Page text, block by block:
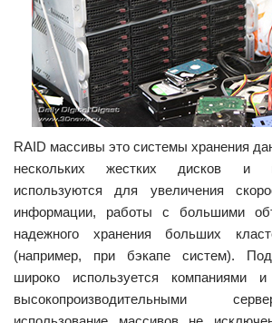
RAID массивы это системы хранения
нескольких жестких дисков и
используются для увеличения
информации, работы с большими
надежного хранения больших
(например, при бэкапе систем).
широко используется компаниями
высокопроизводительными